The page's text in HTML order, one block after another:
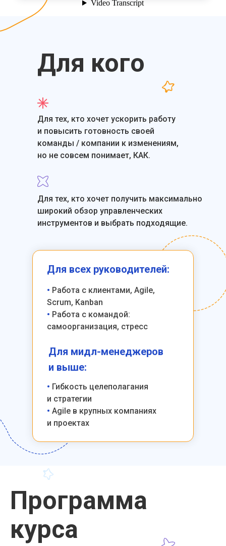
Для кого
Для тех, кто хочет ускорить работу
и повысить готовность своей
команды / компании к изменениям,
но не совсем понимает, КАК.
Для тех, кто хочет получить максимально
широкий обзор управленческих
инструментов и выбрать подходящие.
• Работа с клиентами, Agile,
Scrum, Kanban
• Работа с командой:
самоорганизация, стресс
Для всех руководителей:
• Гибкость целеполагания
и стратегии
• Agile в крупных компаниях
и проектах
Для мидл-менеджеров
и выше:
Программа
курса